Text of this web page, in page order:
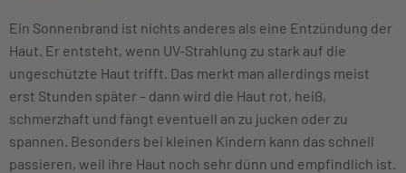
Ein Sonnenbrand ist nichts anderes als eine Entzündung der
Haut. Er entsteht, wenn UV-Strahlung zu stark auf die
ungeschützte Haut trifft. Das merkt man allerdings meist
erst Stunden später – dann wird die Haut rot, heiß,
schmerzhaft und fängt eventuell an zu jucken oder zu
spannen. Besonders bei kleinen Kindern kann das schnell
passieren, weil ihre Haut noch sehr dünn und empfindlich ist.